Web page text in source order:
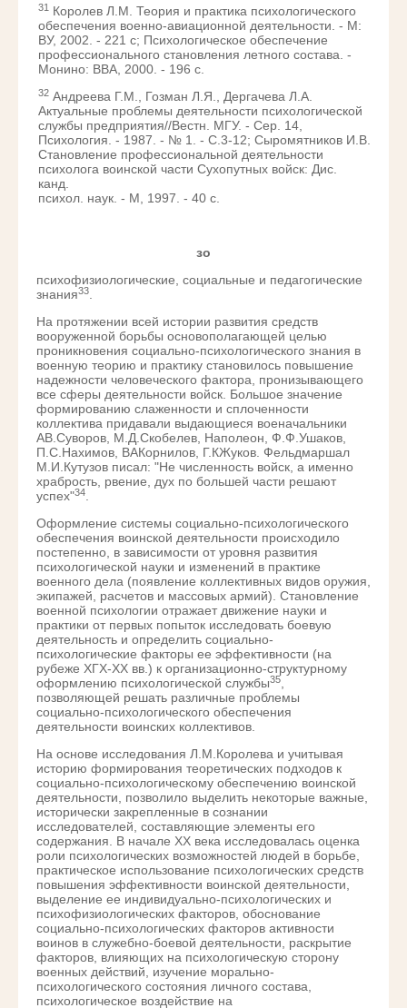
31Королев Л.М. Теория и практика психологического
обеспечения военно-авиационной деятельности. - М:
ВУ, 2002. - 221 с; Психологическое обеспечение
профессионального становления летного состава. -
Монино: ВВА, 2000. - 196 с.
32Андреева Г.М., Гозман Л.Я., Дергачева Л.А.
Актуальные проблемы деятельности психологической
службы предприятия//Вестн. МГУ. - Сер. 14,
Психология. - 1987. - № 1. - С.3-12; Сыромятников И.В.
Становление профессиональной деятельности
психолога воинской части Сухопутных войск: Дис.
канд.
психол. наук. - М, 1997. - 40 с.
зо
психофизиологические, социальные и педагогические
знания33
На протяжении всей истории развития средств
вооруженной борьбы основополагающей целью
проникновения социально-психологического знания в
военную теорию и практику становилось повышение
надежности человеческого фактора, пронизывающего
все сферы деятельности войск. Большое значение
формированию слаженности и сплоченности
коллектива придавали выдающиеся военачальники
АВ.Суворов, М.Д.Скобелев, Наполеон, Ф.Ф.Ушаков,
П.С.Нахимов, ВАКорнилов, Г.КЖуков. Фельдмаршал
М.И.Кутузов писал: "Не численность войск, а именно
храбрость, рвение, дух по большей части решают
успех"34
Оформление системы социально-психологического
обеспечения воинской деятельности происходило
постепенно, в зависимости от уровня развития
психологической науки и изменений в практике
военного дела (появление коллективных видов оружия,
экипажей, расчетов и массовых армий). Становление
военной психологии отражает движение науки и
практики от первых попыток исследовать боевую
деятельность и определить социально-
психологические факторы ее эффективности (на
рубеже ХГХ-ХХ вв.) к организационно-структурному
оформлению психологической службы35
позволяющей решать различные проблемы
социально-психологического обеспечения
деятельности воинских коллективов.
На основе исследования Л.М.Королева и учитывая
историю формирования теоретических подходов к
социально-психологическому обеспечению воинской
деятельности, позволило выделить некоторые важные,
исторически закрепленные в сознании
исследователей, составляющие элементы его
содержания. В начале XX века исследовалась оценка
роли психологических возможностей людей в борьбе,
практическое использование психологических средств
повышения эффективности воинской деятельности,
выделение ее индивидуально-психологических и
психофизиологических факторов, обоснование
социально-психологических факторов активности
воинов в служебно-боевой деятельности, раскрытие
факторов, влияющих на психологическую сторону
военных действий, изучение морально-
психологического состояния личного состава,
психологическое воздействие на